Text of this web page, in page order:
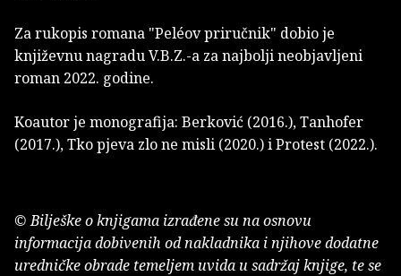
Za rukopis romana "Peléov priručnik" dobio je
književnu nagradu V.B.Z.-a za najbolji neobjavljeni
roman 2022. godine.
Koautor je monografija: Berković (2016.), Tanhofer
(2017.), Tko pjeva zlo ne misli (2020.) i Protest (2022.).
© Bilješke o knjigama izrađene su na osnovu
informacija dobivenih od nakladnika i njihove dodatne
uredničke obrade temeljem uvida u sadržaj knjige, te se